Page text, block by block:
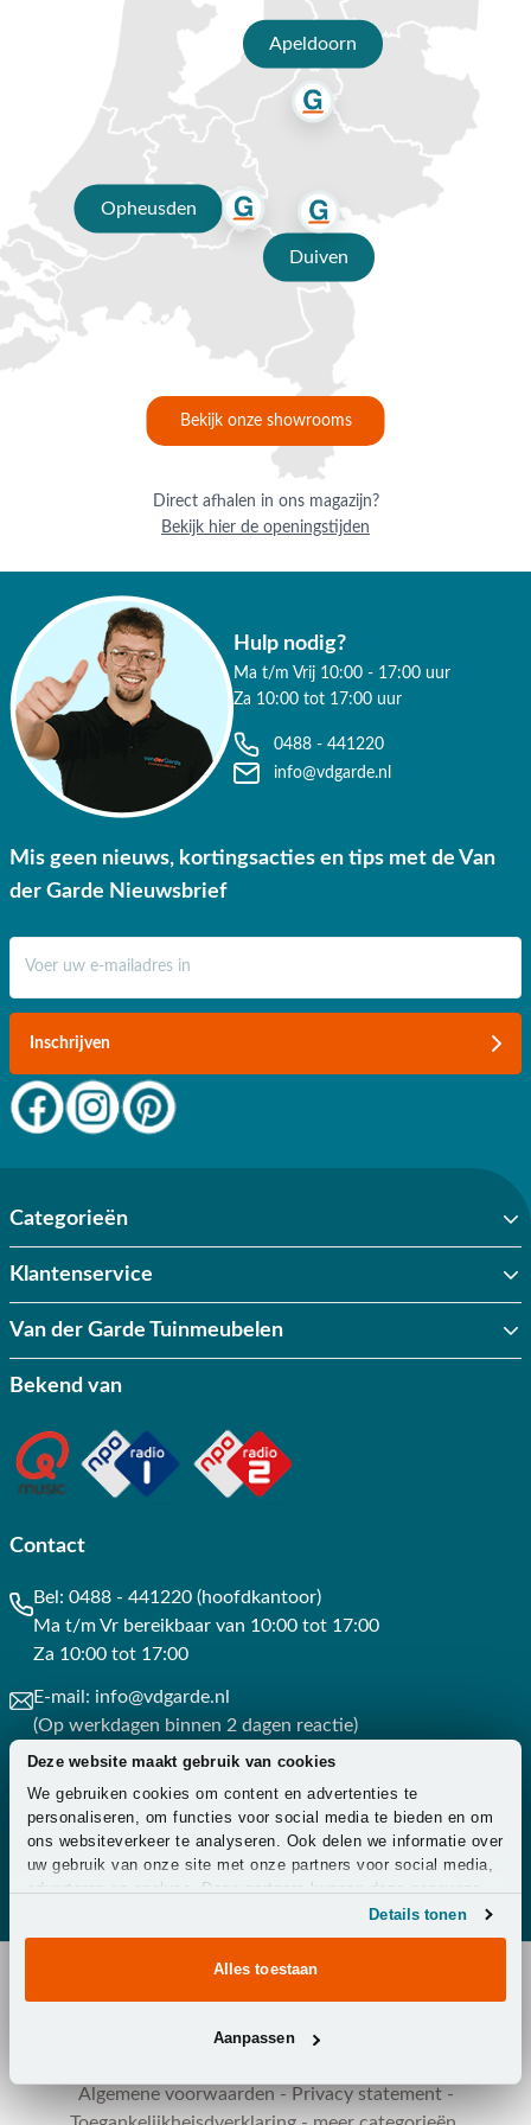
Deze website maakt gebruik van cookies
We gebruiken cookies om content en advertenties te
personaliseren, om functies voor social media te bieden en om
ons websiteverkeer te analyseren. Ook delen we informatie over
uw gebruik van onze site met onze partners voor social media,
adverteren en analyse. Deze partners kunnen deze gegevens
combineren met andere informatie die u aan ze heeft verstrekt
of die ze hebben verzameld op basis van uw gebruik van hun
Details tonen
Alles toestaan
Aanpassen
weerbestendige tuinset?
Hoewel weerbestendige tuinsets ontworpen zijn om buiten te staan,
helpt goed onderhoud om de levensduur te verlengen. Door je tuinset
regelmatig schoon te maken en gebruik te maken van een
beschermhoes, blijven de tuinmeubelen langer mooi in gebruik. Wil je
weten hoe je jouw tuinset het beste beschermt? Lees dan ons
tuinmeubeladvies:
‘’hoe bescherm ik mijn tuinset?
De levensduur van
een weerbestendige tuinset hangt daarnaast af van verschillende
factoren, zoals materiaalkeuze, kwaliteit, onderhoud en bescherming.
In het artikel
Hoe lang gaat een tuinset mee?’’lees je er alles over.
Weerbestendige tuinset kopen bij Van der
Garde
Een weerbestendige tuinset kopen doe je natuurlijk bij Van der Garde
Tuinmeubelen. Met méér dan 80 jaar ervaring zijn wij dé
tuinmeubelspecialist. Door ons uitgebreide assortiment is er voor
iedereen wat wils. Ga jij voor een tuinset voor 6 personen
weerbestendig of toch voor een 4-persoons tuinset?Bestel jouw
weerbestendige tuinmeubeleneenvoudig online. Liever eerst
collega’s staan voor je klaar met vrijblijvend en deskundig advies.
Profiteer van gratis verzending binnen Nederland bij een besteding
vanaf €50,-. Daar ben je écht blij mee!
Apeldoorn
Opheusden
Duiven
Bekijk onze showrooms
Direct afhalen in ons magazijn?
Bekijk hier de openingstijden
Hulp nodig?
Ma t/m Vrij 10:00 - 17:00 uur
Za 10:00 tot 17:00 uur
0488 - 441220
info@vdgarde.nl
Mis geen nieuws, kortingsacties en tips met de Van
der Garde Nieuwsbrief
Inschrijven
Categorieën
Klantenservice
Van der Garde Tuinmeubelen
Bekend van
Contact
Bel: 0488 - 441220 (hoofdkantoor)
Ma t/m Vr bereikbaar van 10:00 tot 17:00
Za 10:00 tot 17:00
E-mail: info@vdgarde.nl
(Op werkdagen binnen 2 dagen reactie)
Whatsapp: 0488441220
(Op werkdagen binnen 3 uur reactie)
Contact
Copyright © 2026 - Van der Garde Tuinmeubelen -
Algemene voorwaarden - Privacy statement-